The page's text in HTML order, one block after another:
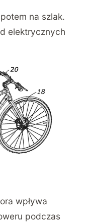
na szlak.
elektrycznych
wpływa
podczas